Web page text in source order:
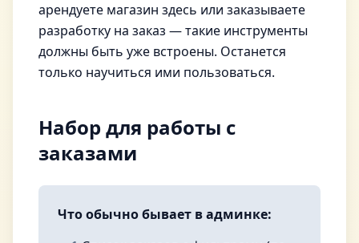
арендуете магазин здесь или заказываете
разработку на заказ — такие инструменты
должны быть уже встроены. Останется
только научиться ими пользоваться.
Набор для работы с
заказами
Что обычно бывает в админке: